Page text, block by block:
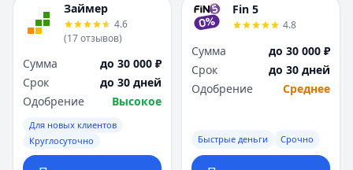
Займер
4.6
(17отзывов)
Сумма
до 30 000 ₽
Срок
до 30 дней
Одобрение
Высокое
Для новых клиентов
Круглосуточно
Fin 5
4.8
Сумма
до 30 000 ₽
Срок
до 30 дней
Одобрение
Среднее
Быстрые деньги Срочно